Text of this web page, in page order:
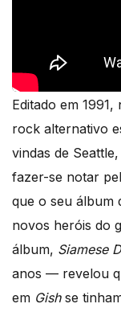
Editado em
rock alternativo
vindas de
fazer-se notar
que o seu álbum
novos heróis do
álbum, Siamese
anos — revelou
em Gishse